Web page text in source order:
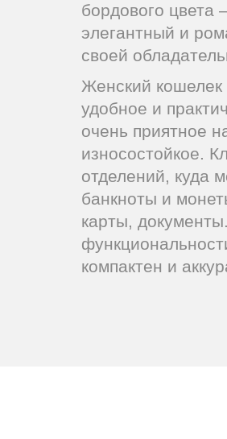
бордового цвета
элегантный и
своей
Женский кошелек
удобное и
очень приятное
износостойкое.
отделений, куда
банкноты и
карты,
компактен и